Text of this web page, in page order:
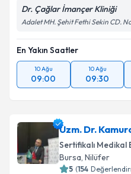
Dr. Çağlar İmançer Kliniği
Adalet MH. Şehit Fethi Sekin CD.
En Yakın Saatler
10 Ağu
09:00
10 Ağu
09:30
Uzm. Dr.
Sertifikalı Medikal
Bursa, Nilüfer
5 (154